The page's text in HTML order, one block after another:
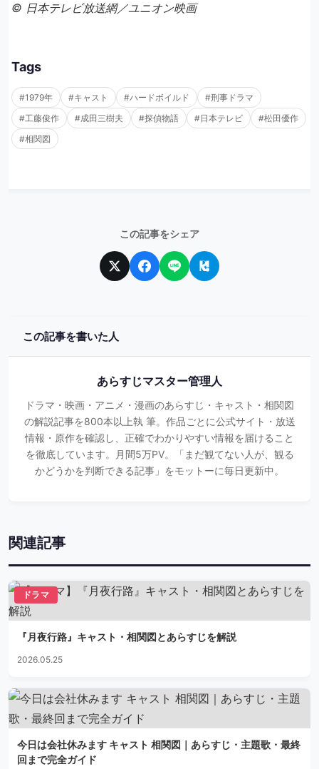
© 日本テレビ放送網／ユニオン映画
Tags
#1979年 #キャスト #ハードボイルド
#刑事ドラマ
#工藤俊作
#成田三樹夫 #探偵物語 #日本テレビ
#松田優作
#相関図
この記事をシェア
この記事を書いた人
あらすじマスター管理人
ドラマ・映画・アニメ・漫画のあらすじ・キャスト・相関図
の解説記事を800本以上執 筆。作品ごとに公式サイト・放送
情報・原作を確認し、正確でわかりやすい情報を届けること
を徹底しています。月間5万PV。「まだ観てない人が、観る
かどうかを判断できる記事」をモットーに毎日更新中。
関連記事
ドラマ
『月夜行路』キャスト・相関図とあらすじを解説
2026.05.25
今日は会社休みます キャスト 相関図｜あらすじ・主題歌・最終
回まで完全ガイド